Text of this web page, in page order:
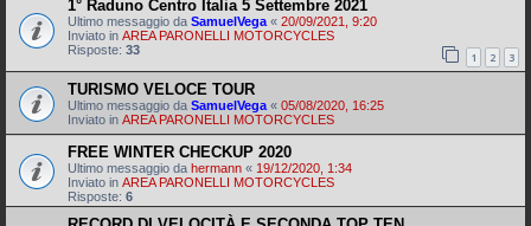
1° Raduno Centro Italia 5 Settembre 2021
Ultimo messaggio da SamuelVega« 20/09/2021, 9:20
Inviato in AREA PARONELLI MOTORCYCLES
Risposte: 33 1 2 3
TURISMO VELOCE TOUR
Ultimo messaggio da SamuelVega « 05/08/2020, 16:25
Inviato in AREA PARONELLI MOTORCYCLES
FREE WINTER CHECKUP 2020
Ultimo messaggio da hermann « 19/12/2020, 1:34
Inviato in AREA PARONELLI MOTORCYCLES
Risposte: 6